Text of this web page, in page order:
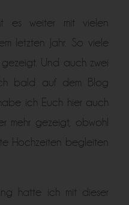
es weiter mit vielen
letzten Jahr. So viele
Und auch zwei
bald auf dem Blog
ich Euch hier auch
mehr gezeigt, obwohl
Hochzeiten begleiten
hatte ich mit dieser